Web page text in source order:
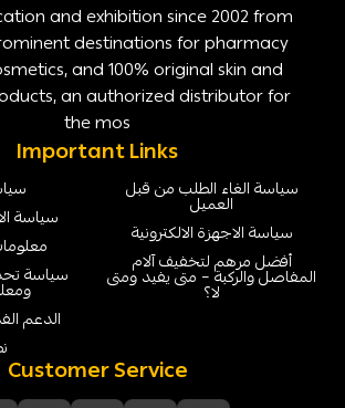
and exhibition since 2002 from
destinations for pharmacy
and 100% original skin and
an authorized distributor for
the mos
Important Links
سياسة
سياسة
الدعم
سياسة الغاء الطلب من قبل
العميل
سياسة الاجهزة الالكترونية
أفضل مرهم لتخفيف آلام
المفاصل والركبة – متى يفيد ومتى
لا؟
Customer Service